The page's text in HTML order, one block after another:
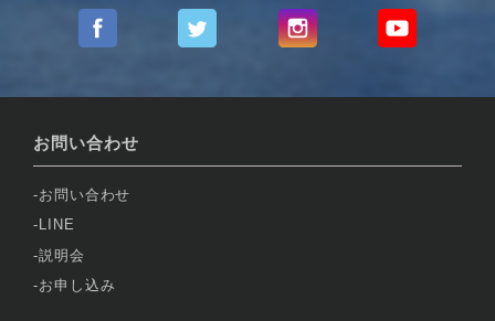
お問い合わせ
お問い合わせ
LINE
説明会
お申し込み